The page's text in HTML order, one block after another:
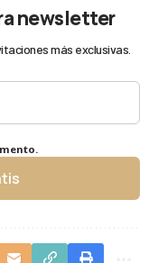
newsletter
más exclusivas.